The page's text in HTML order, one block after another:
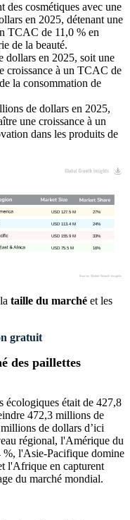
des cosmétiques avec une
en 2025, détenant une
TCAC de 11,0 % en
de la beauté.
dollars en 2025, soit une
croissance à un TCAC de
la consommation de
de dollars en 2025,
une croissance à un
dans les produits de
16%
USD 75.5 M
33%
USD 155.9 M
24%
USD 113.4 M
27%
USD 127.5 M
taille du marché et les
gratuit
des paillettes
écologiques était de 427,8
472,3 millions de
de dollars d’ici
régional, l'Amérique du
%, l'Asie-Pacifique domine
l'Afrique en capturent
du marché mondial.